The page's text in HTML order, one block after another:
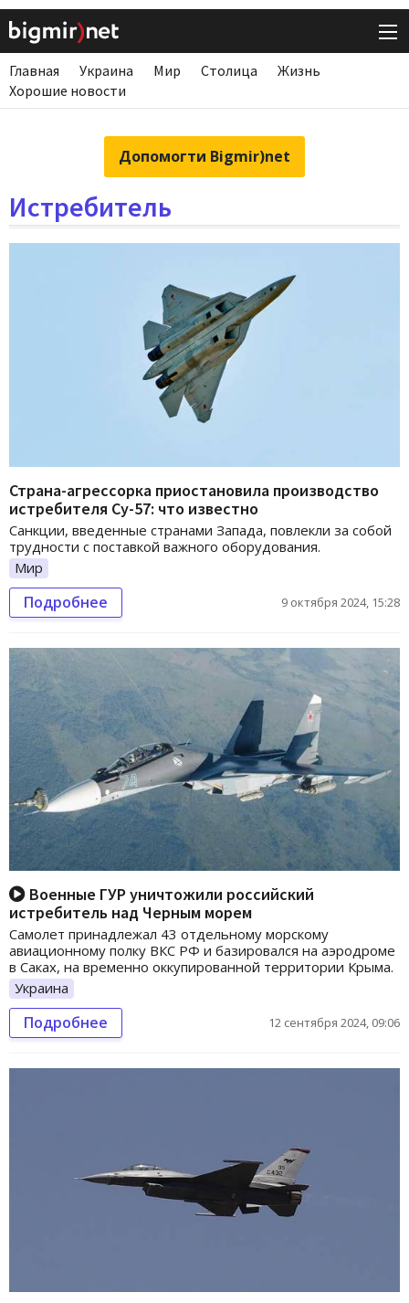
Главная Украина Мир Столица
Жизнь
Хорошие новости
Допомогти Bigmir)net
Истребитель
Страна-агрессорка приостановила производство
истребителя Су-57: что известно
Санкции, введенные странами Запада, повлекли за собой
трудности с поставкой важного оборудования.
Мир
Подробнее 9 октября 2024, 15:28
Военные ГУР уничтожили российский
истребитель над Черным морем
Самолет принадлежал 43 отдельному морскому
авиационному полку ВКС РФ и базировался на аэродроме
в Саках, на временно оккупированной территории Крыма.
Украина
Подробнее 12 сентября 2024, 09:06